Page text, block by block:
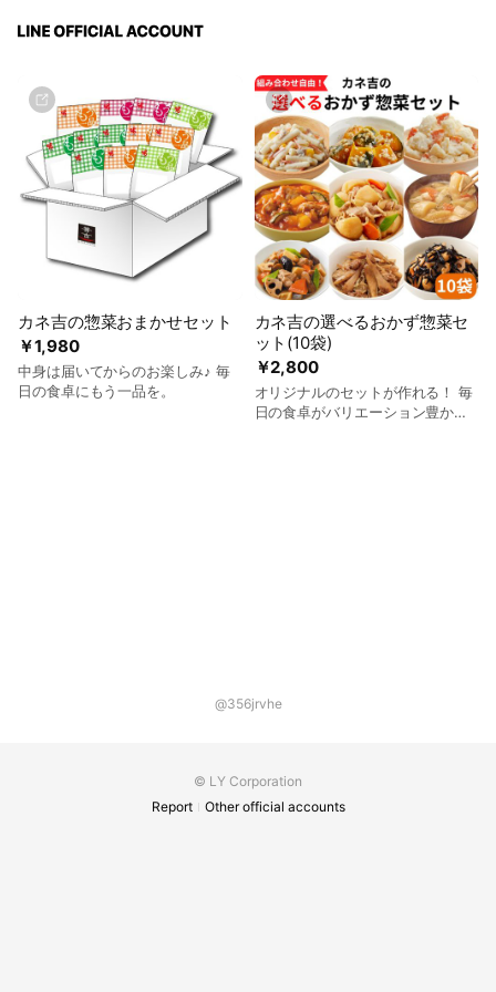
￥1,980
カネ吉の惣菜おまかせセット
中身は届いてからのお楽しみ♪ 毎
日の食卓にもう一品を。
￥2,800
カネ吉の選べるおかず惣菜セ
ット(10袋)
オリジナルのセットが作れる！ 毎
日の食卓がバリエーション豊かに
@356jrvhe
© LY Corporation
Report
Other official accounts